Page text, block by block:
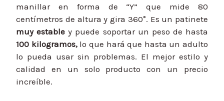
manillar en forma de “Y” que mide 80
centímetros de altura y gira 360°. Es un patinete
muy estable y puede soportar un peso de hasta
100 kilogramos,lo que hará que hasta un adulto
lo pueda usar sin problemas. El mejor estilo y
calidad en un solo producto con un precio
increíble.